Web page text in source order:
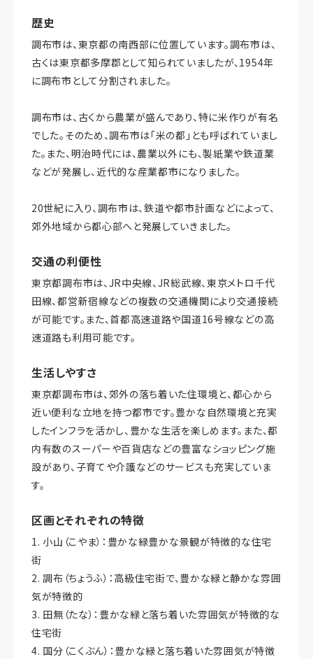
歴史
調布市は、東京都の南西部に位置しています。調布市は、
古くは東京都多摩郡として知られていましたが、1954年
に調布市として分割されました。
調布市は、古くから農業が盛んであり、特に米作りが有名
でした。そのため、調布市は「米の都」とも呼ばれていまし
た。また、明治時代には、農業以外にも、製紙業や鉄道業
などが発展し、近代的な産業都市になりました。
20世紀に入り、調布市は、鉄道や都市計画などによって、
郊外地域から都心部へと発展していきました。
交通の利便性
東京都調布市は、JR中央線、JR総武線、東京メトロ千代
田線、都営新宿線などの複数の交通機関により交通接続
が可能です。また、首都高速道路や国道16号線などの高
速道路も利用可能です。
生活しやすさ
東京都調布市は、郊外の落ち着いた住環境と、都心から
近い便利な立地を持つ都市です。豊かな自然環境と充実
したインフラを活かし、豊かな生活を楽しめます。また、都
内有数のスーパーや百貨店などの豊富なショッピング施
設があり、子育てや介護などのサービスも充実していま
す。
区画とそれぞれの特徴
1. 小山（こやま）：豊かな緑豊かな景観が特徴的な住宅
街
2. 調布（ちょうふ）：高級住宅街で、豊かな緑と静かな雰囲
気が特徴的
3. 田無（たな）：豊かな緑と落ち着いた雰囲気が特徴的な
住宅街
4. 国分（こくぶん）：豊かな緑と落ち着いた雰囲気が特徴